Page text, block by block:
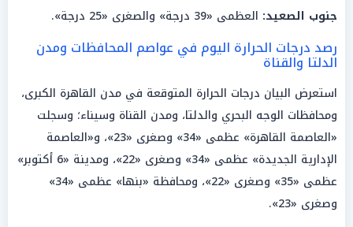
جنوب الصعيد: العظمى «39 درجة» والصغرى «25 درجة».
رصد درجات الحرارة اليوم في عواصم المحافظات ومدن
الدلتا والقناة
استعرض البيان درجات الحرارة المتوقعة في مدن القاهرة الكبرى،
ومحافظات الوجه البحري والدلتا، ومدن القناة وسيناء؛ وسجلت
«العاصمة القاهرة» عظمى «34» وصغرى «23»، و«العاصمة
الإدارية الجديدة» عظمى «34» وصغرى «22»، ومدينة «6 أكتوبر»
عظمى «35» وصغرى «22»، ومحافظة «بنها» عظمى «34»
وصغرى «23».